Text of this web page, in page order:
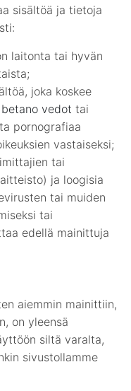
sisältöä ja tietoja
laitonta tai hyvän
joka koskee
betano vedot tai
pornografiaa
vastaiseksi;
tai
ja loogisia
tai muiden
tai
edellä mainittuja
aiemmin mainittiin,
on yleensä
siltä varalta,
sivustollamme